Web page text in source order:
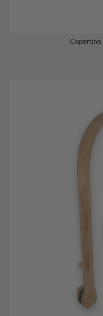
Copertina